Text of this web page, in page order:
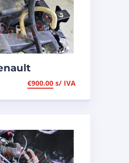
DCI de
110cv, ref K9K
€900.00 s/ IVA